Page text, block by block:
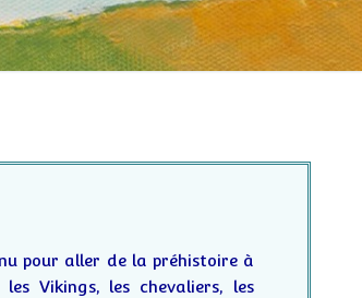
pour aller de la préhistoire à
Vikings, les chevaliers, les